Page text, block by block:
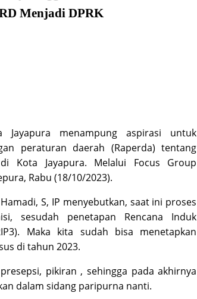
Menjadi DPRK
Jayapura menampung aspirasi untuk
peraturan daerah (Raperda) tentang
Kota Jayapura. Melalui Focus Group
Rabu (18/10/2023).
S, IP menyebutkan, saat ini proses
sesudah penetapan Rencana Induk
Maka kita sudah bisa menetapkan
di tahun 2023.
pikiran , sehingga pada akhirnya
dalam sidang paripurna nanti.